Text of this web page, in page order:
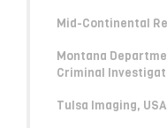
Mid-Continental
Montana
Criminal
Tulsa Imaging, USA